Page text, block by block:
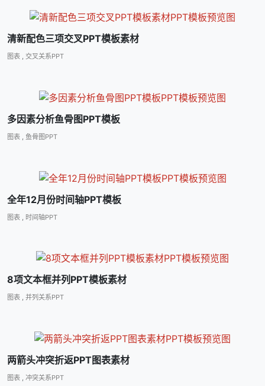
清新配色三项交叉PPT模板素材
图表 , 交叉关系PPT
多因素分析鱼骨图PPT模板
图表 , 鱼骨图PPT
全年12月份时间轴PPT模板
图表 时间轴PPT
8项文本框并列PPT模板素材
图表 , 并列关系PPT
两箭头冲突折返PPT图表素材
图表 , 冲突关系PPT